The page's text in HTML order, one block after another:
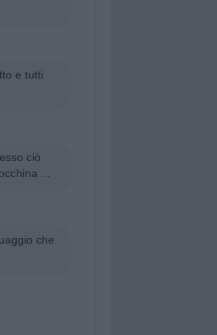
e tutti
ciò
...
che